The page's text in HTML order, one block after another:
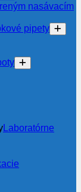
nasávacím
pipety
Laboratórne